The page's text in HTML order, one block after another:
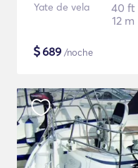
Yate de vela
40 ft
12 m
$689 /noche